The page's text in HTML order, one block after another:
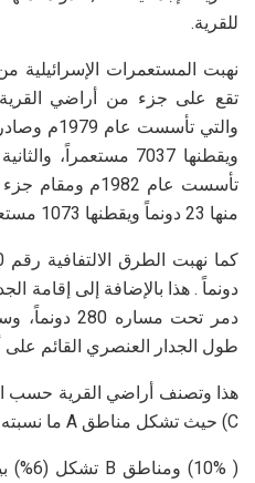
للقرية.
تقع على جزء من أراضي
ويقطنها 7037
تأسست عام 1982م
منها 23 دونماً ويقطنها 1073 مستعمراً.
دونماً . هذا بالإضافة إلى إقامة
طول الجدار العنصري القائم على أراضي
C) حيث تشكل مناطق A ما نسبته